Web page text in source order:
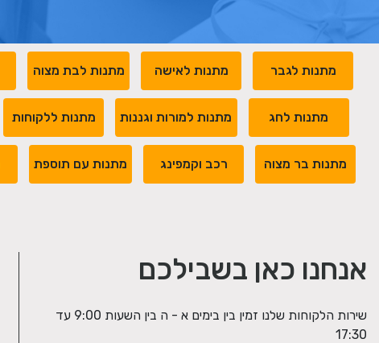
מתנות לגבר מתנות לאישה מתנות לבת מצוה
מתנות לחג מתנות למורות וגננות מתנות ללקוחות
מתנות בר מצוה רכב וקמפינג מתנות עם תוספת
אנחנו כאן בשבילכם
שירות הלקוחות שלנו זמין בין בימים א - ה בין השעות 9:00 עד
17:30